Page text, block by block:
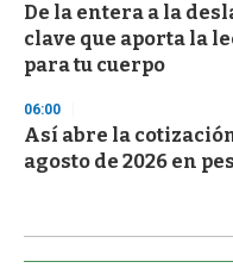
De la entera a la
clave que aporta la
para tu cuerpo
06:00
Así abre la
agosto de 2026 en